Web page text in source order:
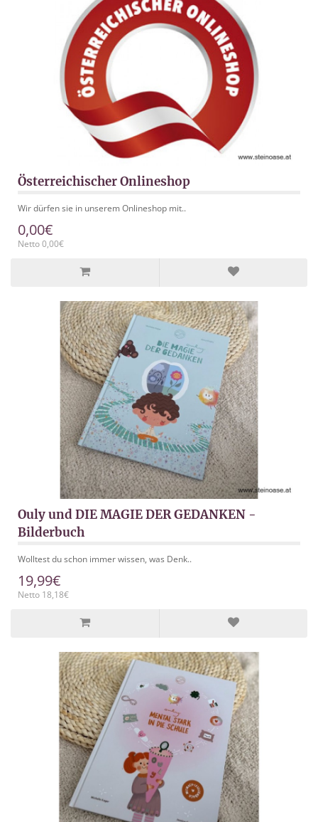
Österreichischer Onlineshop
Wir dürfen sie in unserem Onlineshop mit..
0,00€
Netto 0,00€
Ouly und DIE MAGIE DER GEDANKEN -
Bilderbuch
Wolltest du schon immer wissen, was Denk..
19,99€
Netto 18,18€